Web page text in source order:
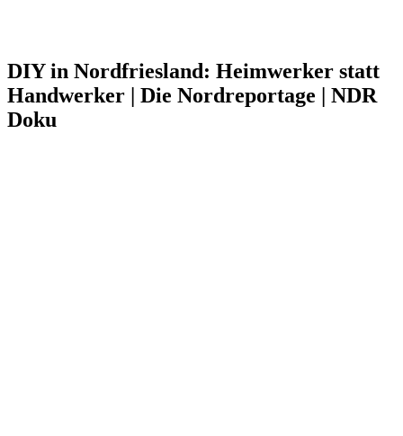
DIY in Nordfriesland: Heimwerker statt
Handwerker | Die Nordreportage | NDR
Doku